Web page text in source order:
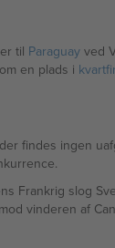
til Paraguayved
en plads i
findes ingen
Frankrig slog
vinderen af